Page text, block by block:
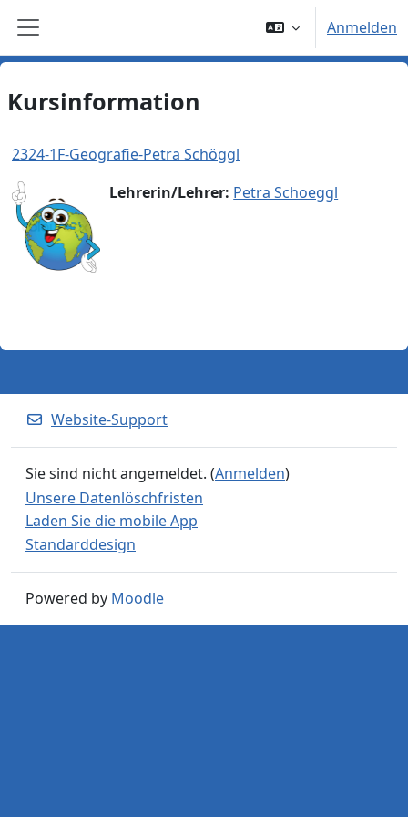
Website-Übersicht
Anmelden
Kursinformation
2324-1F-Geografie-Petra Schöggl
Lehrerin/Lehrer: Petra Schoeggl
Website-Support
Sie sind nicht angemeldet. (Anmelden)
Unsere Datenlöschfristen
Laden Sie die mobile App
Standarddesign
Powered by Moodle